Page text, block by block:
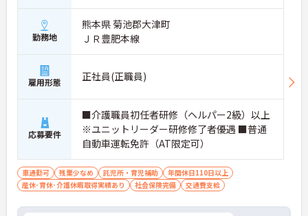
勤務地
熊本県 菊池郡大津町
ＪＲ豊肥本線
雇用形態 正社員(正職員)
応募要件
■介護職員初任者研修（ヘルパー2級）以上
※ユニットリーダー研修修了者優遇 ■普通
自動車運転免許（AT限定可）
車通勤可 残業少なめ 託児所・育児補助
年間休日110日以上
産休･育休･介護休暇取得実績あり
社会保険完備 交通費支給